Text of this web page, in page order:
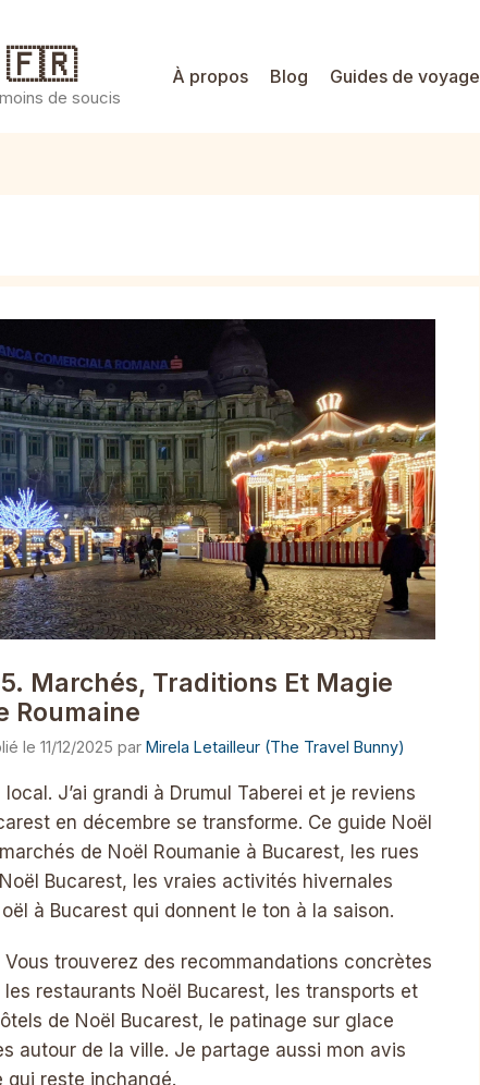
🇫🇷
de soucis
À propos Blog Guides de voyage
Marchés, Traditions Et Magie
Roumaine
11/12/2025 par Mirela Letailleur (The Travel Bunny)
J’ai grandi à Drumul Taberei et je reviens
en décembre se transforme. Ce guide Noël
de Noël Roumanie à Bucarest, les rues
Bucarest, les vraies activités hivernales
à Bucarest qui donnent le ton à la saison.
trouverez des recommandations concrètes
restaurants Noël Bucarest, les transports et
de Noël Bucarest, le patinage sur glace
autour de la ville. Je partage aussi mon avis
qui reste inchangé.